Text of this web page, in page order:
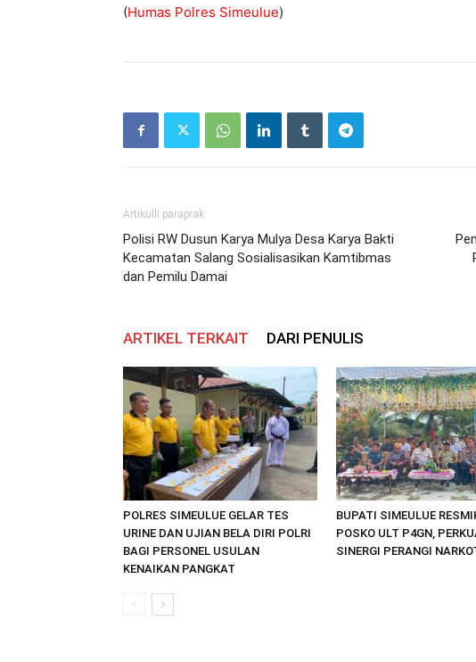
(Humas Polres Simeulue)
Artikulli paraprak
Polisi RW Dusun Karya Mulya Desa Karya Bakti
Kecamatan Salang Sosialisasikan Kamtibmas
dan Pemilu Damai
ARTIKEL TERKAIT DARI PENULIS
POLRES SIMEULUE GELAR TES
URINE DAN UJIAN BELA DIRI POLRI
BAGI PERSONEL USULAN
KENAIKAN PANGKAT
BUPATI SIMEULUE
POSKO ULT P4GN,
SINERGI PERANGI